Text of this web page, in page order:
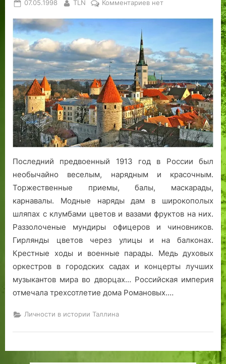
Posted
07.05.1998 By
TLN Комментариевк
в
девичестве
Романовский
проспект
нет
Последний предвоенный 1913 год в России был
необычайно веселым, нарядным и красочным.
Торжественные приемы, балы, маскарады,
карнавалы. Модные наряды дам в широкополых
шляпах с клумбами цветов и вазами фруктов на них.
Раззолоченые мундиры офицеров и чиновников.
Гирлянды цветов через улицы и на балконах.
Крестные ходы и военные парады. Медь духовых
оркестров в городских садах и концерты лучших
музыкантов мира во дворцах… Российская империя
отмечала трехсотлетие дома Романовых.…
Личности в истории Таллина